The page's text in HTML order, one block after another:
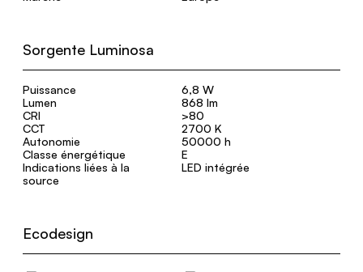
Sorgente Luminosa
Puissance
6,8 W
Lumen
868 lm
CRI
>80
CCT
2700 K
Autonomie
50000 h
Classe énergétique
E
Indications liées à la
source
LED intégrée
Ecodesign